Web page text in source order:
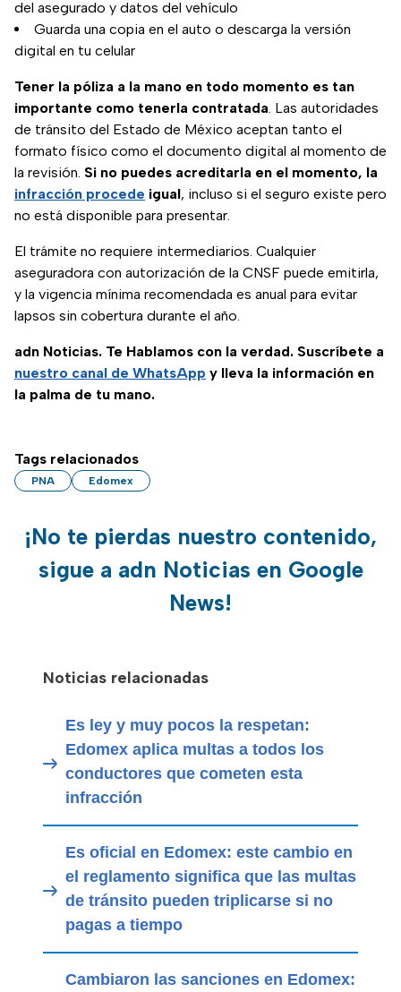
del asegurado y datos del vehículo
Guarda una copia en el auto o descarga la versión
digital en tu celular
Tener la póliza a la mano en todo momento es tan
importante como tenerla contratada. Las autoridades
de tránsito del Estado de México aceptan tanto el
formato físico como el documento digital al momento de
la revisión. Si no puedes acreditarla en el momento, la
infracción procede igual, incluso si el seguro existe pero
no está disponible para presentar.
El trámite no requiere intermediarios. Cualquier
aseguradora con autorización de la CNSF puede emitirla,
y la vigencia mínima recomendada es anual para evitar
lapsos sin cobertura durante el año.
adn Noticias. Te Hablamos con la verdad. Suscríbete a
nuestro canal de WhatsApp y lleva la información en
la palma de tu mano.
Tags relacionados
PNA Edomex
¡No te pierdas nuestro contenido,
sigue a adn Noticias en Google
News!
Noticias relacionadas
Es ley y muy pocos la respetan:
Edomex aplica multas a todos los
conductores que cometen esta
infracción
Es oficial en Edomex: este cambio en
el reglamento significa que las multas
de tránsito pueden triplicarse si no
pagas a tiempo
Cambiaron las sanciones en Edomex: